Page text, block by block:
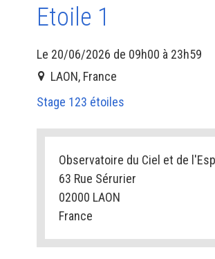
Etoile 1
Le 20/06/2026 de 09h00 à 23h59
LAON, France
Stage 123 étoiles
Observatoire du Ciel et de
63 Rue Sérurier
02000 LAON
France